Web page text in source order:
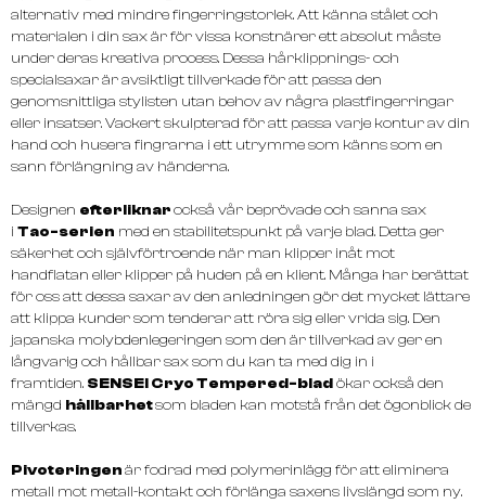
alternativ med mindre fingerringstorlek. Att känna stålet och
materialen i din sax är för vissa konstnärer ett absolut måste
under deras kreativa process. Dessa hårklippnings- och
specialsaxar är avsiktligt tillverkade för att passa den
genomsnittliga stylisten utan behov av några plastfingerringar
eller insatser. Vackert skulpterad för att passa varje kontur av din
hand och husera fingrarna i ett utrymme som känns som en
sann förlängning av händerna.
Designen efterliknarockså vår beprövade och sanna sax
i Tao-serien med en stabilitetspunkt på varje blad. Detta ger
säkerhet och självförtroende när man klipper inåt mot
handflatan eller klipper på huden på en klient. Många har berättat
för oss att dessa saxar av den anledningen gör det mycket lättare
att klippa kunder som tenderar att röra sig eller vrida sig. Den
japanska molybdenlegeringen som den är tillverkad av ger en
långvarig och hållbar sax som du kan ta med dig in i
framtiden. SENSEI Cryo Tempered-bladökar också den
mängd hållbarhetsom bladen kan motstå från det ögonblick de
tillverkas.
Pivoteringenär fodrad med polymerinlägg för att eliminera
metall mot metall-kontakt och förlänga saxens livslängd som ny.